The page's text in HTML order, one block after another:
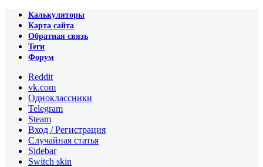
Калькуляторы
Карта сайта
Обратная связь
Теги
Форум
Reddit
vk.com
Одноклассники
Telegram
Steam
Вход / Регистрация
Случайная статья
Sidebar
Switch skin